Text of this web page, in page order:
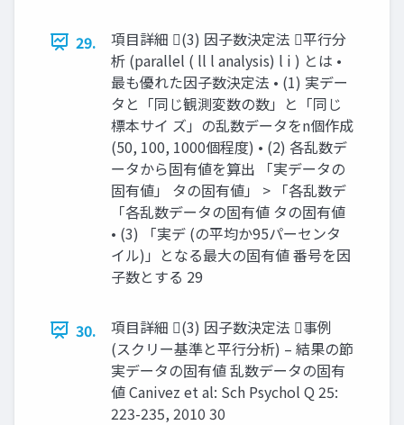
29.
項目詳細 (3) 因子数決定法 平行分
析 (parallel ( ll l analysis) l i ) とは •
最も優れた因子数決定法 • (1) 実デー
タと「同じ観測変数の数」と「同じ
標本サイ ズ」の乱数データをn個作成
(50, 100, 1000個程度) • (2) 各乱数デ
ータから固有値を算出 「実データの
固有値」 タの固有値」 > 「各乱数デ
「各乱数データの固有値 タの固有値
• (3) 「実デ (の平均か95パーセンタ
イル)」となる最大の固有値 番号を因
子数とする 29
30.
項目詳細 (3) 因子数決定法 事例
(スクリー基準と平行分析) – 結果の節
実データの固有値 乱数データの固有
値 Canivez et al: Sch Psychol Q 25:
223-235, 2010 30